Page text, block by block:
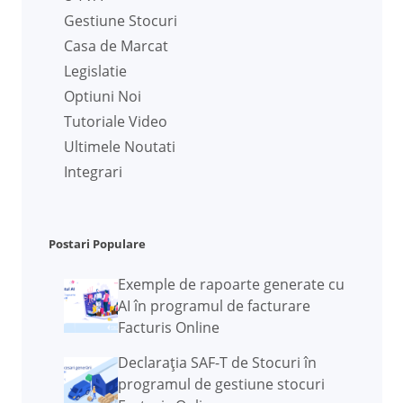
Gestiune Stocuri
Casa de Marcat
Legislatie
Optiuni Noi
Tutoriale Video
Ultimele Noutati
Integrari
Postari Populare
Exemple de rapoarte generate cu
AI în programul de facturare
Facturis Online
Declarația SAF-T de Stocuri în
programul de gestiune stocuri